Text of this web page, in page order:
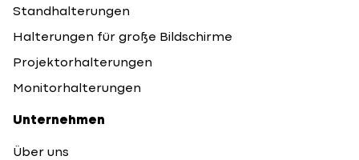
Standhalterungen
Halterungen für große Bildschirme
Projektorhalterungen
Monitorhalterungen
Unternehmen
Über uns